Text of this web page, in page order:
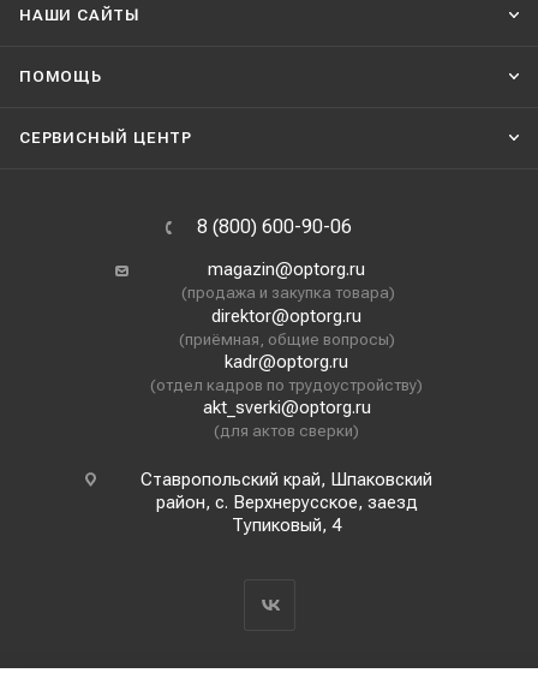
НАШИ CАЙТЫ
ПОМОЩЬ
СЕРВИСНЫЙ ЦЕНТР
8 (800) 600-90-06
magazin@optorg.ru
(продажа и закупка товара)
direktor@optorg.ru
(приёмная, общие вопросы)
kadr@optorg.ru
(отдел кадров по трудоустройству)
akt_sverki@optorg.ru
(для актов сверки)
Ставропольский край, Шпаковский
район, с. Верхнерусское, заезд
Тупиковый, 4